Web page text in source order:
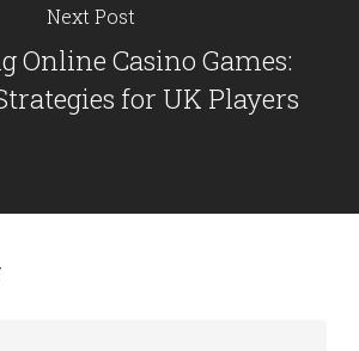
Next Post
Online Casino Games:
for UK Players